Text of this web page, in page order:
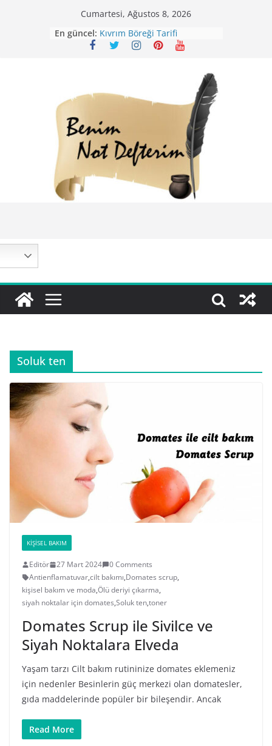
Cumartesi, Ağustos 8, 2026
En güncel: Kıvrım Böreği Tarifi
Karabuğday Pilavı Tarifi
Soluk ten
KIŞISEL BAKIM
Editör 27 Mart 2024
0 Comments
Antienflamatuvar,cilt bakımı,Domates scrup,
kişisel bakım ve moda,Ölü deriyi çıkarma,
siyah noktalar için domates,Soluk ten,toner
Domates Scrup ile Sivilce ve
Siyah Noktalara Elveda
Yaşam tarzı Cilt bakım rutininize domates eklemeniz
için nedenler Besinlerin güç merkezi olan domatesler,
gıda maddelerinde popüler bir bileşendir. Ancak
Read More